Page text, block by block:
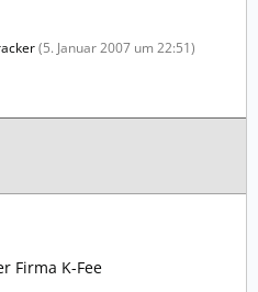
(5. Januar 2007 um 22:51)
Firma K-Fee